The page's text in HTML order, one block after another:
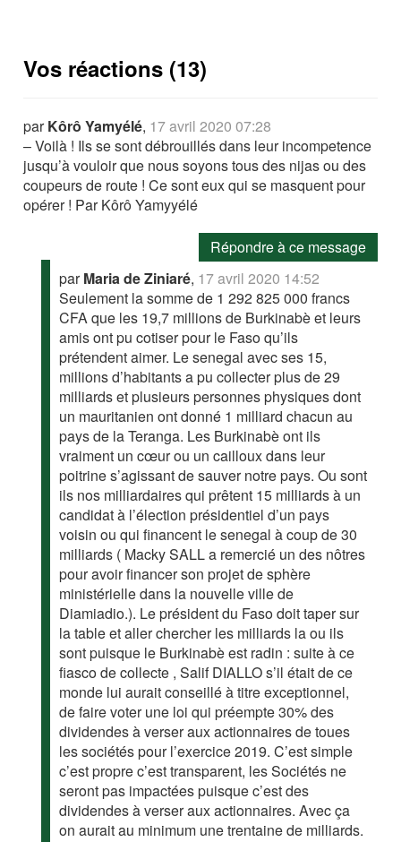
Vos réactions (13)
parKôrô Yamyélé, 17 avril 2020 07:28
– Voilà ! Ils se sont débrouillés dans leur incompetence
jusqu’à vouloir que nous soyons tous des nijas ou des
coupeurs de route ! Ce sont eux qui se masquent pour
opérer ! Par Kôrô Yamyyélé
Répondre à ce message
parMaria de Ziniaré, 17 avril 2020 14:52
Seulement la somme de 1 292 825 000 francs
CFA que les 19,7 millions de Burkinabè et leurs
amis ont pu cotiser pour le Faso qu’ils
prétendent aimer. Le senegal avec ses 15,
millions d’habitants a pu collecter plus de 29
milliards et plusieurs personnes physiques dont
un mauritanien ont donné 1 milliard chacun au
pays de la Teranga. Les Burkinabè ont ils
vraiment un cœur ou un cailloux dans leur
poitrine s’agissant de sauver notre pays. Ou sont
ils nos milliardaires qui prêtent 15 milliards à un
candidat à l’élection présidentiel d’un pays
voisin ou qui financent le senegal à coup de 30
milliards ( Macky SALL a remercié un des nôtres
pour avoir financer son projet de sphère
ministérielle dans la nouvelle ville de
Diamiadio.). Le président du Faso doit taper sur
la table et aller chercher les milliards la ou ils
sont puisque le Burkinabè est radin : suite à ce
fiasco de collecte , Salif DIALLO s’il était de ce
monde lui aurait conseillé à titre exceptionnel,
de faire voter une loi qui préempte 30% des
dividendes à verser aux actionnaires de toues
les sociétés pour l’exercice 2019. C’est simple
c’est propre c’est transparent, les Sociétés ne
seront pas impactées puisque c’est des
dividendes à verser aux actionnaires. Avec ça
on aurait au minimum une trentaine de milliards.